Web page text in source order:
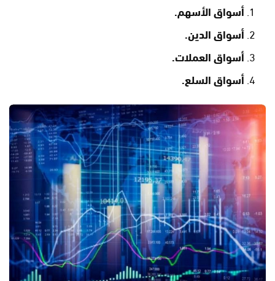
أسواق الأسهم.
أسواق الدين.
أسواق العملات.
أسواق السلع.